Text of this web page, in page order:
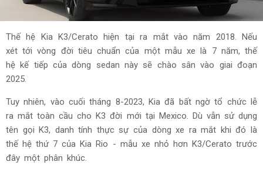
Thế hệ Kia K3/Cerato hiện tại ra mắt vào năm 2018. Nếu
xét tới vòng đời tiêu chuẩn của một mẫu xe là 7 năm, thế
hệ kế tiếp của dòng sedan này sẽ chào sân vào giai đoạn
2025.
Tuy nhiên, vào cuối tháng 8-2023, Kia đã bất ngờ tổ chức lễ
ra mắt toàn cầu cho K3 đời mới tại Mexico. Dù vẫn sử dụng
tên gọi K3, danh tính thực sự của dòng xe ra mắt khi đó là
thế hệ thứ 7 của Kia Rio - mẫu xe nhỏ hơn K3/Cerato trước
đây một phân khúc.